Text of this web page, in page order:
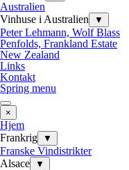
Australien
Vinhuse i Australien
▼
Peter Lehmann, Wolf Blass
Penfolds, Frankland Estate
New Zealand
Links
Kontakt
Spring menu
×
Hjem
Frankrig
▼
Franske Vindistrikter
Alsace
▼